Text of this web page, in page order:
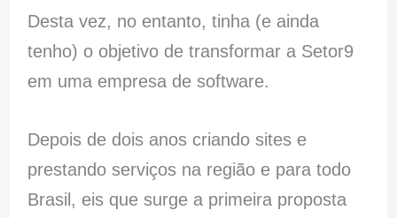
Desta vez, no entanto, tinha (e ainda
tenho) o objetivo de transformar a Setor9
em uma empresa de software.
Depois de dois anos criando sites e
prestando serviços na região e para todo
Brasil, eis que surge a primeira proposta